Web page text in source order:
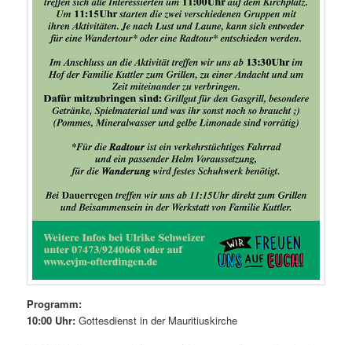
Programm:
10:00 Uhr: Gottesdienst in der Mauritiuskirche